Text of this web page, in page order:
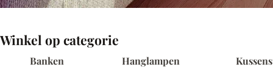
Winkel op categorie
Banken Hanglampen Kussens